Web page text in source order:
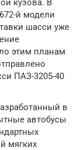
кузова. В
й модели
шасси уже
этим планам
ПАЗ-3205-40
в
автобусы
мягких